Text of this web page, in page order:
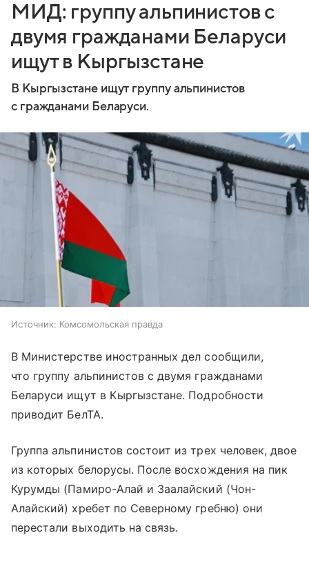
МИД: группу альпинистов с
двумя гражданами Беларуси
ищут в Кыргызстане
В Кыргызстане ищут группу альпинистов
с гражданами Беларуси.
Источник: Комсомольская правда
В Министерстве иностранных дел сообщили,
что группу альпинистов с двумя гражданами
Беларуси ищут в Кыргызстане. Подробности
приводит БелТА.
Группа альпинистов состоит из трех человек, двое
из которых белорусы. После восхождения на пик
Курумды (Памиро-Алай и Заалайский (Чон-
Алайский) хребет по Северному гребню) они
перестали выходить на связь.